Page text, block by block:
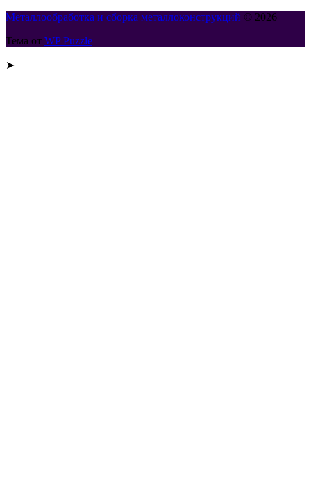
Металлообработка и сборка металлоконструкций © 2026
Тема от WP Puzzle
➤